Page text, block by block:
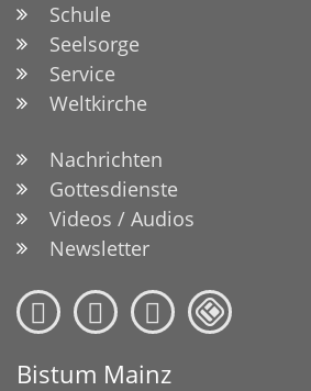
Schule
Seelsorge
Service
Weltkirche
Nachrichten
Gottesdienste
Videos / Audios
Newsletter
Bistum Mainz